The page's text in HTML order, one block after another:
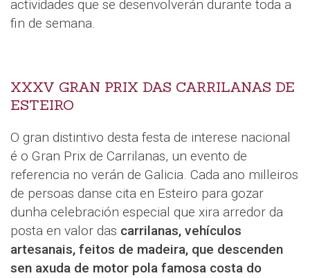
actividades que se desenvolverán durante toda a
fin de semana.
XXXV GRAN PRIX DAS CARRILANAS DE
ESTEIRO
O gran distintivo desta festa de interese nacional
é o Gran Prix de Carrilanas, un evento de
referencia no verán de Galicia. Cada ano milleiros
de persoas danse cita en Esteiro para gozar
dunha celebración especial que xira arredor da
posta en valor das carrilanas, vehículos
artesanais, feitos de madeira, que descenden
sen axuda de motor pola famosa costa do